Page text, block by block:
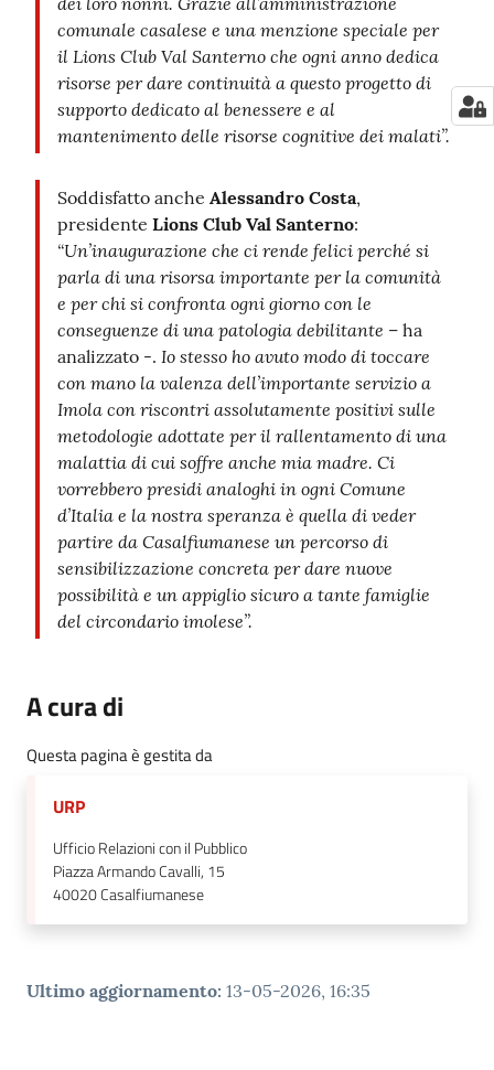
comunale casalese e una menzione speciale per
il Lions Club Val Santerno che ogni anno dedica
risorse per dare continuità a questo progetto di
supporto dedicato al benessere e al
mantenimento delle risorse cognitive dei malati”.
Soddisfatto anche Alessandro Costa,
presidente Lions Club Val Santerno:
“Un’inaugurazione che ci rende felici perché si
parla di una risorsa importante per la comunità
e per chi si confronta ogni giorno con le
conseguenze di una patologia debilitante – ha
analizzato -. Io stesso ho avuto modo di toccare
con mano la valenza dell’importante servizio a
Imola con riscontri assolutamente positivi sulle
metodologie adottate per il rallentamento di una
malattia di cui soffre anche mia madre. Ci
vorrebbero presidi analoghi in ogni Comune
d’Italia e la nostra speranza è quella di veder
partire da Casalfiumanese un percorso di
sensibilizzazione concreta per dare nuove
possibilità e un appiglio sicuro a tante famiglie
del circondario imolese”.
A cura di
Questa pagina è gestita da
URP
Ufficio Relazioni con il Pubblico
Piazza Armando Cavalli, 15
40020Casalfiumanese
Ultimo aggiornamento: 13-05-2026, 16:35